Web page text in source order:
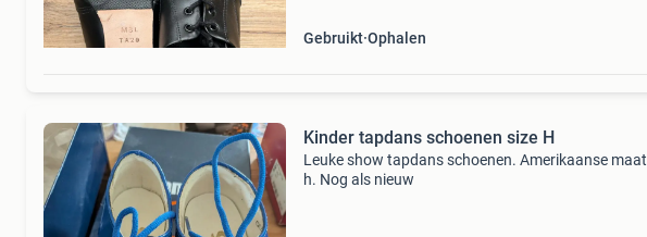
Gebruikt Ophalen
Kinder tapdans schoenen size H
Leuke show tapdans schoenen. Amerikaanse maat
h. Nog als nieuw